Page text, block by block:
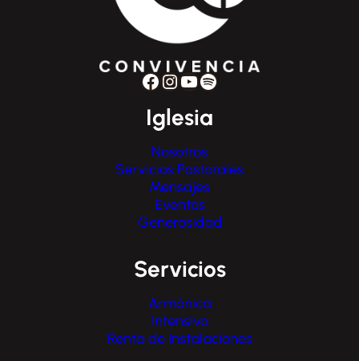
Facebook InstagramYouTube Spotify
Iglesia
Nosotros
Servicios Pastorales
Mensajes
Eventos
Generosidad
Servicios
Armónica
Intensivo
Renta de Instalaciones